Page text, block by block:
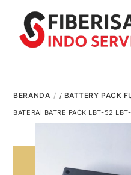
content
BERANDA / BATTERY PACK
BATERAI BATRE PACK LBT-52